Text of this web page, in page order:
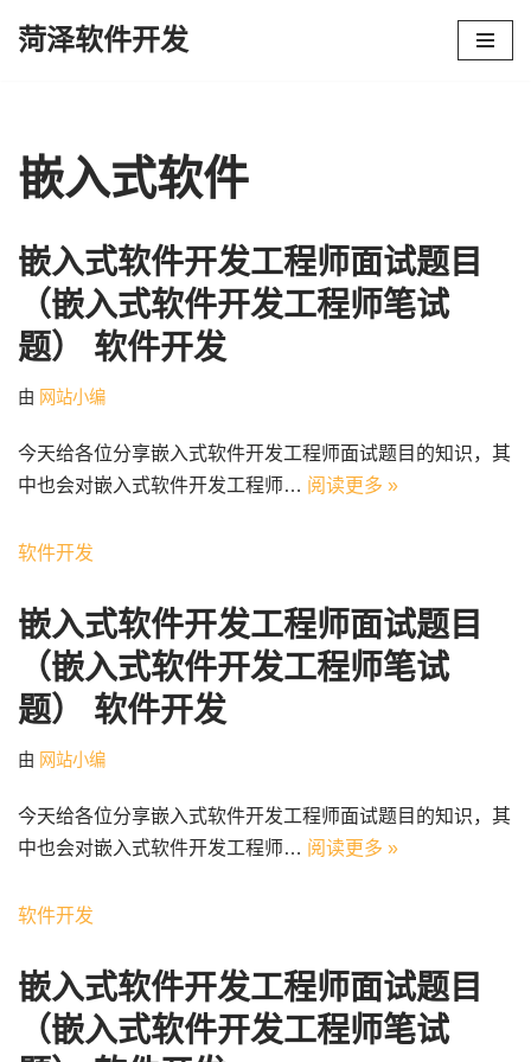
文
菏泽软件开发
嵌入式软件
嵌入式软件开发工程师面试题目
（嵌入式软件开发工程师笔试
题） 软件开发
由 网站小编
今天给各位分享嵌入式软件开发工程师面试题目的知识，其
中也会对嵌入式软件开发工程师… 阅读更多 »
软件开发
嵌入式软件开发工程师面试题目
（嵌入式软件开发工程师笔试
题） 软件开发
由 网站小编
今天给各位分享嵌入式软件开发工程师面试题目的知识，其
中也会对嵌入式软件开发工程师… 阅读更多 »
软件开发
嵌入式软件开发工程师面试题目
（嵌入式软件开发工程师笔试